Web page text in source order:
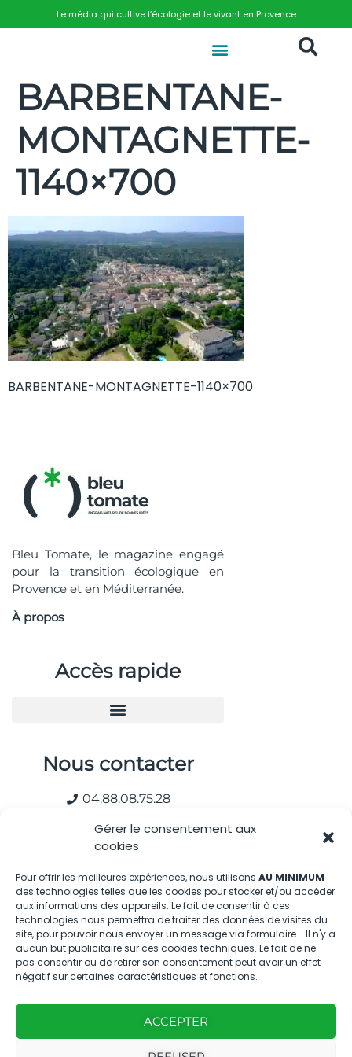
Gérer le consentement aux
cookies
Pour offrir les meilleures expériences, nous utilisons AU MINIMUM
des technologies telles que les cookies pour stocker et/ou accéder
aux informations des appareils. Le fait de consentir à ces
technologies nous permettra de traiter des données de visites du
site, pour pouvoir nous envoyer un message via formulaire... Il n'y a
aucun but publicitaire sur ces cookies techniques. Le fait de ne
pas consentir ou de retirer son consentement peut avoir un effet
négatif sur certaines caractéristiques et fonctions.
ACCEPTER
Le média qui cultive l’écologie et le vivant en Provence
BARBENTANE-
MONTAGNETTE-
1140×700
BARBENTANE-MONTAGNETTE-1140×700
Bleu Tomate, le magazine engagé
pour la transition écologique en
Provence et en Méditerranée.
À propos
Accès rapide
Nous contacter
04.88.08.75.28
Kit média Bleu Tomate
Nous suivre